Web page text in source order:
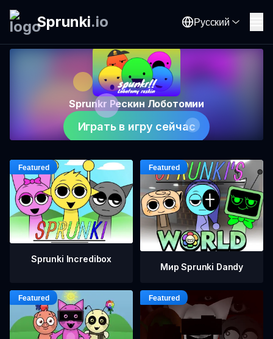
Sprunki.io Русский
Sprunkr Рескин Лоботомии
Играть в игру сейчас
Sprunki Incredibox
Мир Sprunki Dandy